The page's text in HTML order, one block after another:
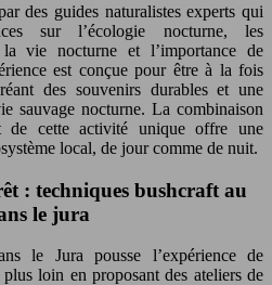
des guides naturalistes experts qui
sur l’écologie nocturne, les
vie nocturne et l’importance de
est conçue pour être à la fois
des souvenirs durables et une
sauvage nocturne. La combinaison
de cette activité unique offre une
local, de jour comme de nuit.
: techniques bushcraft au
le jura
le Jura pousse l’expérience de
loin en proposant des ateliers de